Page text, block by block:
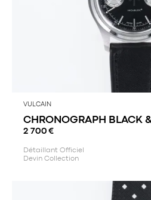
VULCAIN
CHRONOGRAPH BLACK
2 700 €
Détaillant Officiel
Devin Collection